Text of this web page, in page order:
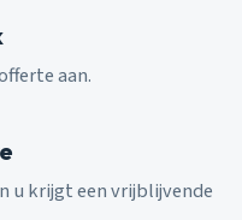
aan.
u krijgt een vrijblijvende